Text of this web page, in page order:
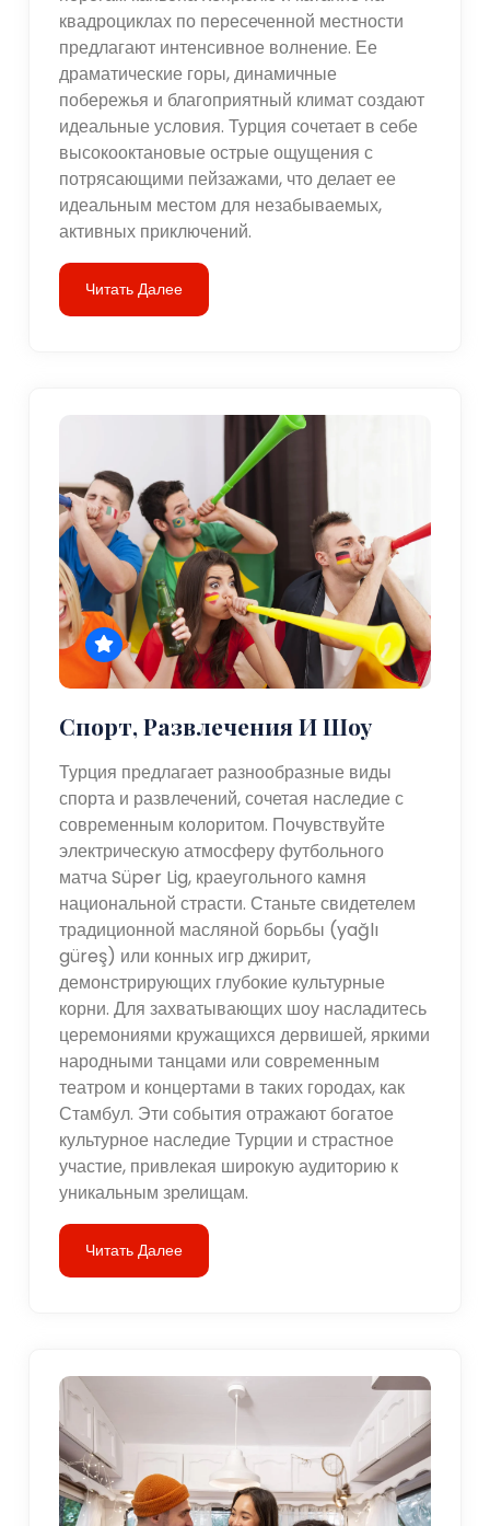
квадроциклах по пересеченной местности
предлагают интенсивное волнение. Ее
драматические горы, динамичные
побережья и благоприятный климат создают
идеальные условия. Турция сочетает в себе
высокооктановые острые ощущения с
потрясающими пейзажами, что делает ее
идеальным местом для незабываемых,
активных приключений.
Читать Далее
Спорт, Развлечения И Шоу
Турция предлагает разнообразные виды
спорта и развлечений, сочетая наследие с
современным колоритом. Почувствуйте
электрическую атмосферу футбольного
матча Süper Lig, краеугольного камня
национальной страсти. Станьте свидетелем
традиционной масляной борьбы (yağlı
güreş) или конных игр джирит,
демонстрирующих глубокие культурные
корни. Для захватывающих шоу насладитесь
церемониями кружащихся дервишей, яркими
народными танцами или современным
театром и концертами в таких городах, как
Стамбул. Эти события отражают богатое
культурное наследие Турции и страстное
участие, привлекая широкую аудиторию к
уникальным зрелищам.
Читать Далее